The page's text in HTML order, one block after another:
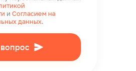
и Согласием на
данных.